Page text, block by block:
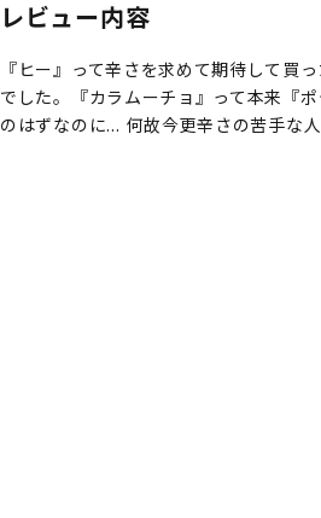
レビュー内容
『ヒー』って辛さを求めて期待して買
でした。『カラムーチョ』って本来『
のはずなのに… 何故今更辛さの苦手な